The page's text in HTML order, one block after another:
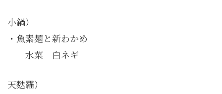
小鍋）
・魚素麺と新わかめ
水菜 白ネギ
天麩羅）